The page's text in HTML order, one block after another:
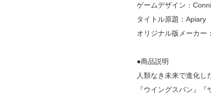
ゲームデザイン：
タイトル原題：Apiary
オリジナル版メーカー
●商品説明
人類なき未来で進化し
『ウイングスパン』